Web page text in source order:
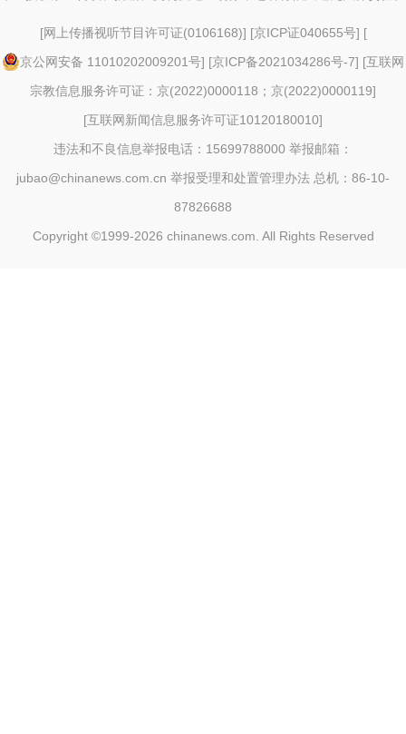
[网上传播视听节目许可证(0106168)] [京ICP证040655号] [
京公网安备 11010202009201号] [京ICP备2021034286号-7] [互联网
宗教信息服务许可证：京(2022)0000118；京(2022)0000119]
[互联网新闻信息服务许可证10120180010]
违法和不良信息举报电话：15699788000 举报邮箱：
jubao@chinanews.com.cn 举报受理和处置管理办法 总机：86-10-
87826688
Copyright ©1999-2026 chinanews.com. All Rights Reserved